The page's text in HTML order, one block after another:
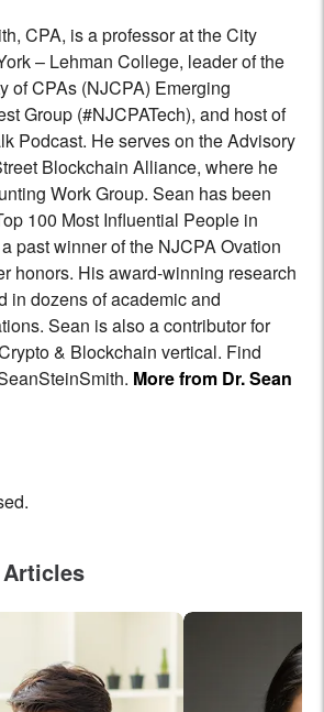
CPA, is a professor at the City
– Lehman College, leader of the
of CPAs (NJCPA) Emerging
Group (#NJCPATech), and host of
Podcast. He serves on the Advisory
Blockchain Alliance, where he
Work Group. Sean has been
100 Most Influential People in
past winner of the NJCPA Ovation
honors. His award-winning research
in dozens of academic and
Sean is also a contributor for
& Blockchain vertical. Find
More from Dr. Sean